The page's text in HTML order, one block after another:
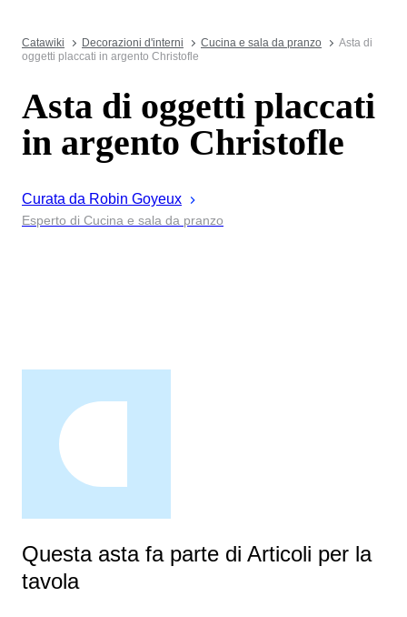
Catawiki Decorazioni d'interni Cucina e sala da pranzo
Asta di
oggetti placcati in argento Christofle
Asta di oggetti placcati
in argento Christofle
Curata da Robin Goyeux
Esperto di Cucina e sala da pranzo
Questa asta fa parte di Articoli per la
tavola